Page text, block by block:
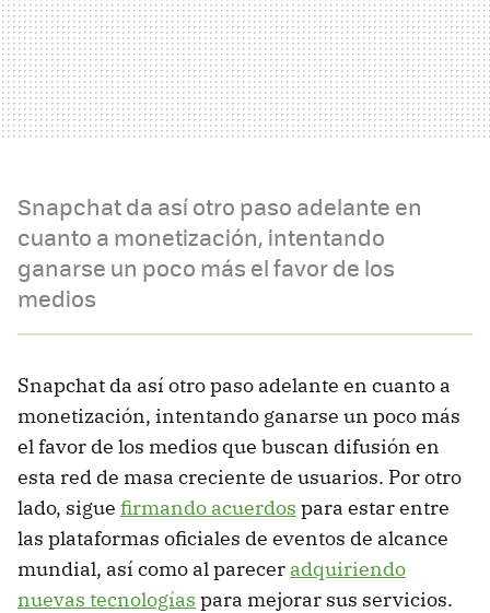
Snapchat da así otro paso adelante en
cuanto a monetización, intentando
ganarse un poco más el favor de los
medios
Snapchat da así otro paso adelante en cuanto a
monetización, intentando ganarse un poco más
el favor de los medios que buscan difusión en
esta red de masa creciente de usuarios. Por otro
lado, sigue firmando acuerdos para estar entre
las plataformas oficiales de eventos de alcance
mundial, así como al parecer adquiriendo
nuevas tecnologías para mejorar sus servicios.